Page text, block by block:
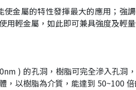
金屬的特性發揮最大的應用；強調
用輕金屬，如此即可兼具強度及輕
) 的孔洞，樹脂可完全滲入孔洞
，以樹脂為介質，能達到 50~100 倍